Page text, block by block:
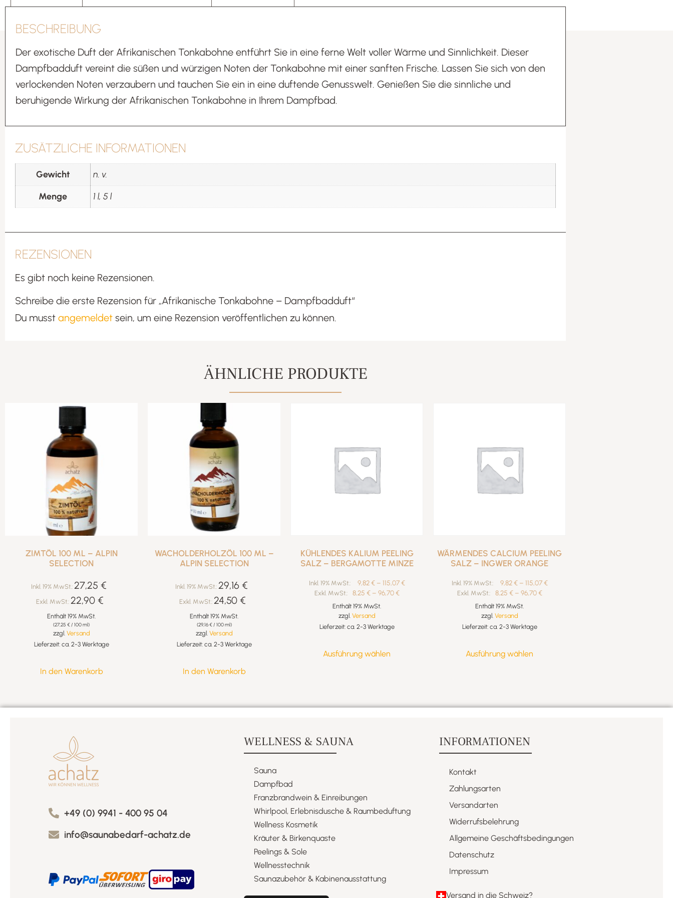
BESCHREIBUNG
Der exotische Duft der Afrikanischen Tonkabohne entführt Sie in eine ferne Welt voller Wärme und Sinnlichkeit. Dieser
Dampfbadduft vereint die süßen und würzigen Noten der Tonkabohne mit einer sanften Frische. Lassen Sie sich von den
verlockenden Noten verzaubern und tauchen Sie ein in eine duftende Genusswelt. Genießen Sie die sinnliche und
beruhigende Wirkung der Afrikanischen Tonkabohne in Ihrem Dampfbad.
ZUSÄTZLICHE INFORMATIONEN
Gewicht
n. v.
Menge
1 l, 5 l
REZENSIONEN
Es gibt noch keine Rezensionen.
Schreibe die erste Rezension für „Afrikanische Tonkabohne – Dampfbadduft“
Du musst angemeldet sein, um eine Rezension veröffentlichen zu können.
ÄHNLICHE PRODUKTE
ZIMTÖL 100 ML – ALPIN
SELECTION
Inkl. 19% MwSt.: 27,25 €
Exkl. MwSt.: 22,90 €
Enthält 19% MwSt.
(27,25 €/ 100 ml)
zzgl. Versand
Lieferzeit: ca. 2-3 Werktage
In den Warenkorb
WACHOLDERHOLZÖL 100 ML –
ALPIN SELECTION
Inkl. 19% MwSt.: 29,16 €
Exkl. MwSt.: 24,50 €
Enthält 19% MwSt.
(29,16€/ 100 ml)
zzgl. Versand
Lieferzeit: ca. 2-3 Werktage
In den Warenkorb
KÜHLENDES KALIUM PEELING
SALZ – BERGAMOTTE MINZE
Inkl. 19% MwSt.: 9,82€ – 115,07€
Exkl. MwSt.: 8,25 € – 96,70€
Enthält 19% MwSt.
zzgl. Versand
Lieferzeit: ca. 2-3 Werktage
Ausführung wählen
WÄRMENDES CALCIUM PEELING
SALZ – INGWER ORANGE
Inkl. 19% MwSt.: 9,82€ – 115,07€
Exkl. MwSt.: 8,25 € – 96,70€
Enthält 19% MwSt.
zzgl. Versand
Lieferzeit: ca. 2-3 Werktage
Ausführung wählen
+49 (0) 9941 - 400 95 04
info@saunabedarf-achatz.de
WELLNESS & SAUNA
Sauna
Dampfbad
Franzbrandwein & Einreibungen​
Whirlpool, Erlebnisdusche & Raumbeduftung​
Wellness Kosmetik​
Kräuter & Birkenquaste​
Peelings & Sole​
Wellnesstechnik​
Saunazubehör & Kabinenausstattung​
INFORMATIONEN
Kontakt
Zahlungsarten
Versandarten
Widerrufsbelehrung
Allgemeine Geschäftsbedingungen
Datenschutz
Impressum
Versand in die Schweiz?